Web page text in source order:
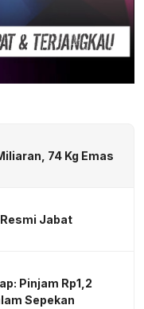
74 Kg Emas
Jabat
Pinjam Rp1,2
Sepekan